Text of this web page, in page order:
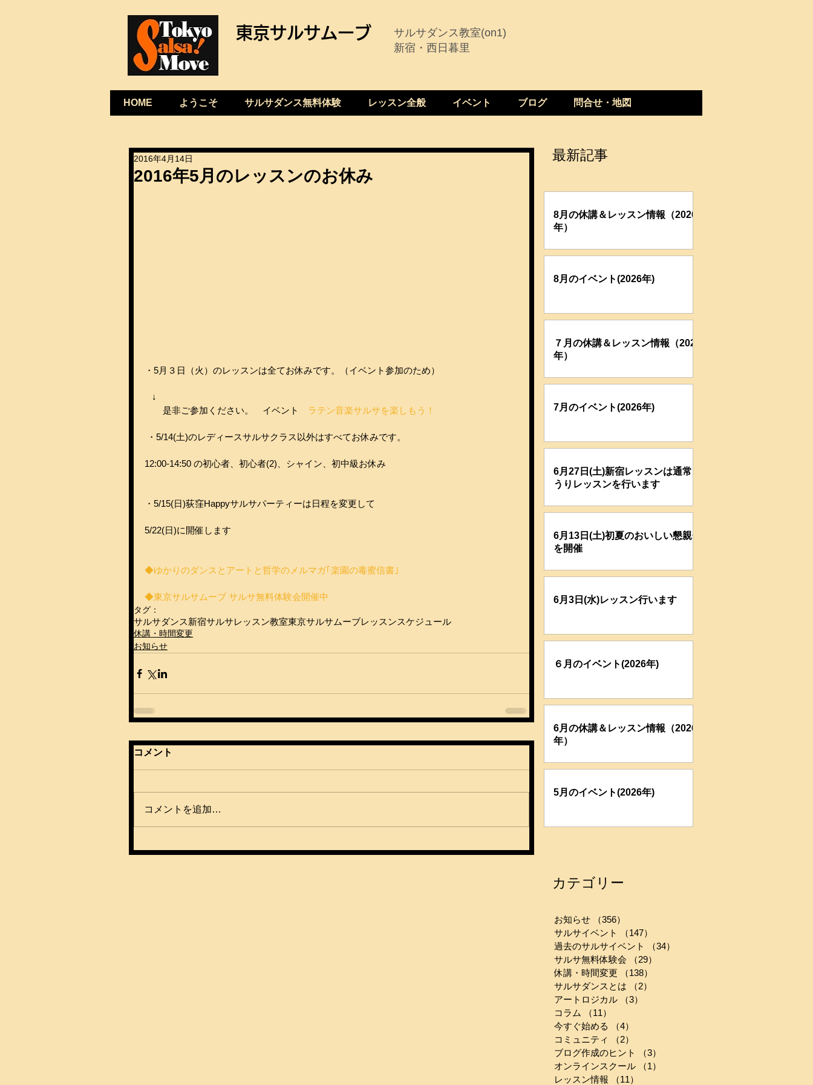
東京サルサムーブ
サルサダンス教室(on1)
新宿・西日暮里
HOME ようこそ サルサダンス無料体験 レッスン全般 イベント ブログ 問合せ・地図
2016年5月のレッスンのお休み
2016年4月14日
・5月３日（火）のレッスンは全てお休みです。（イベント参加のため）
   ↓
是非ご参加ください。　イベント ラテン音楽サルサを楽しもう！
・5/14(土)のレディースサルサクラス以外はすべてお休みです。
12:00-14:50 の初心者、初心者(2)、シャイン、初中級お休み
・5/15(日)荻窪Happyサルサパーティーは日程を変更して
5/22(日)に開催します
◆ゆかりのダンスとアートと哲学のメルマガ｢楽園の毒蜜信書｣
◆東京サルサムーブ サルサ無料体験会開催中
タグ：
サルサダンス新宿サルサレッスン教室東京サルサムーブレッスンスケジュール
休講・時間変更
お知らせ
コメント
コメントを追加…
最新記事
8月の休講＆レッスン情報（2026
年）
8月のイベント(2026年)
７月の休講＆レッスン情報（2026
年）
7月のイベント(2026年)
6月27日(土)新宿レッスンは通常ど
うりレッスンを行います
6月13日(土)初夏のおいしい懇親会
を開催
6月3日(水)レッスン行います
６月のイベント(2026年)
6月の休講＆レッスン情報（2026
年）
5月のイベント(2026年)
カテゴリー
お知らせ （356）
サルサイベント
（147）
過去のサルサイベント
（34）
サルサ無料体験会
（29）
休講・時間変更
（138）
サルサダンスとは
（2）
アートロジカル
（3）
コラム
（11）
今すぐ始める
（4）
コミュニティ
（2）
ブログ作成のヒント
（3）
オンラインスクール
（1）
レッスン情報
（11）